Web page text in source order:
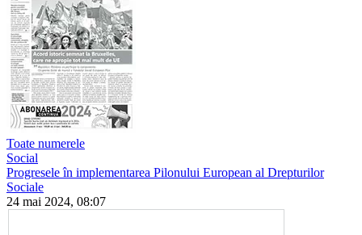
Toate numerele
Social
Progresele în implementarea Pilonului European al Drepturilor
Sociale
24 mai 2024, 08:07